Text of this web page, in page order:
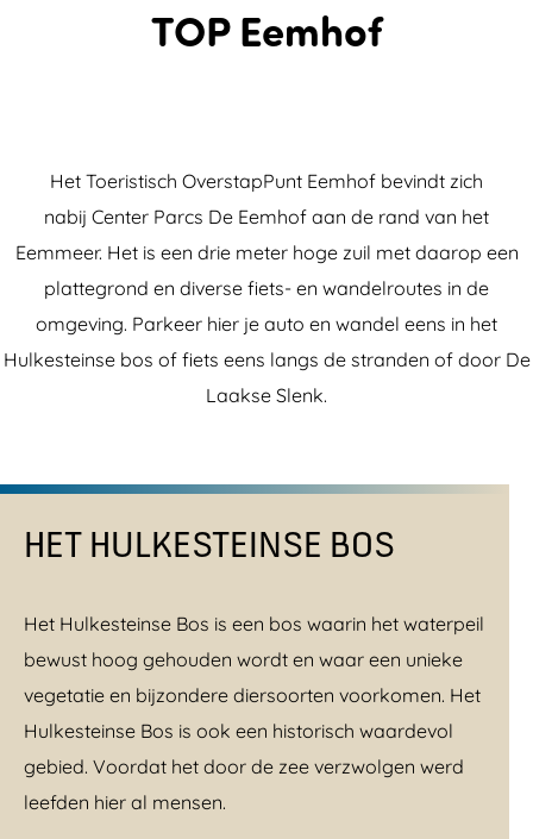
TOP Eemhof
Het Toeristisch OverstapPunt Eemhof bevindt zich
nabij Center Parcs De Eemhof aan de rand van het
Eemmeer. Het is een drie meter hoge zuil met daarop een
plattegrond en diverse fiets- en wandelroutes in de
omgeving. Parkeer hier je auto en wandel eens in het
Hulkesteinse bos of fiets eens langs de stranden of door De
Laakse Slenk.
HET HULKESTEINSE BOS
Het Hulkesteinse Bos is een bos waarin het waterpeil
bewust hoog gehouden wordt en waar een unieke
vegetatie en bijzondere diersoorten voorkomen. Het
Hulkesteinse Bos is ook een historisch waardevol
gebied. Voordat het door de zee verzwolgen werd
leefden hier al mensen.